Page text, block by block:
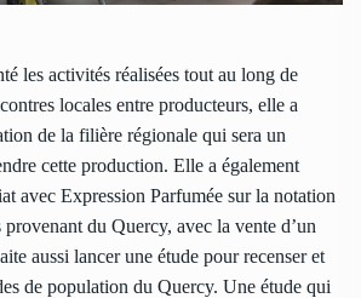
les activités réalisées tout au long de
locales entre producteurs, elle a
de la filière régionale qui sera un
cette production. Elle a également
avec Expression Parfumée sur la notation
provenant du Quercy, avec la vente d’un
aussi lancer une étude pour recenser et
de population du Quercy. Une étude qui